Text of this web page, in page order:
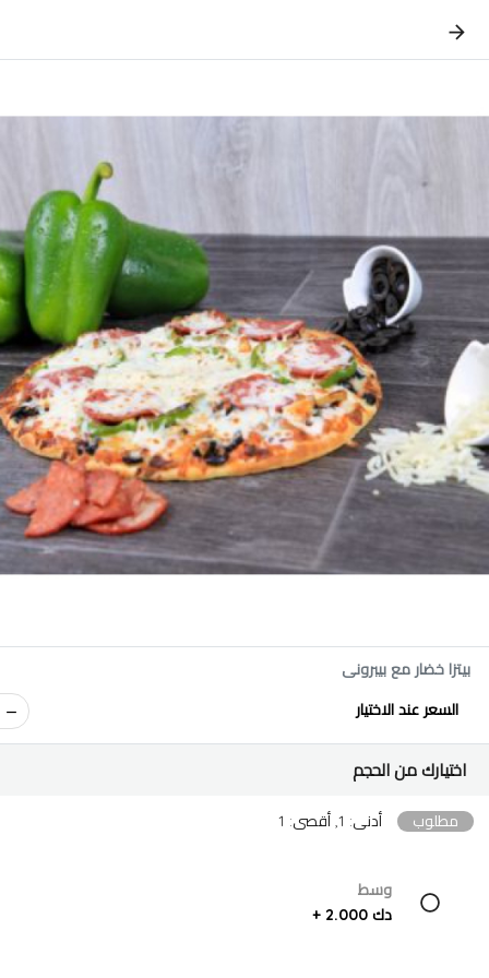
بيتزا خضار مع بيبرونى
السعر عند الاختيار
اختيارك من الحجم
مطلوب أدنى: 1, أقصى: 1
وسط
دك 2.000 +